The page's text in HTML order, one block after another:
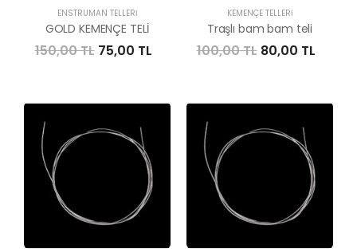
ENSTRÜMAN TELLERI
GOLD KEMENÇE TELİ
150,00 TL 75,00 TL
KEMENÇE TELLERI
Traşlı bam bam teli
100,00 TL 80,00 TL